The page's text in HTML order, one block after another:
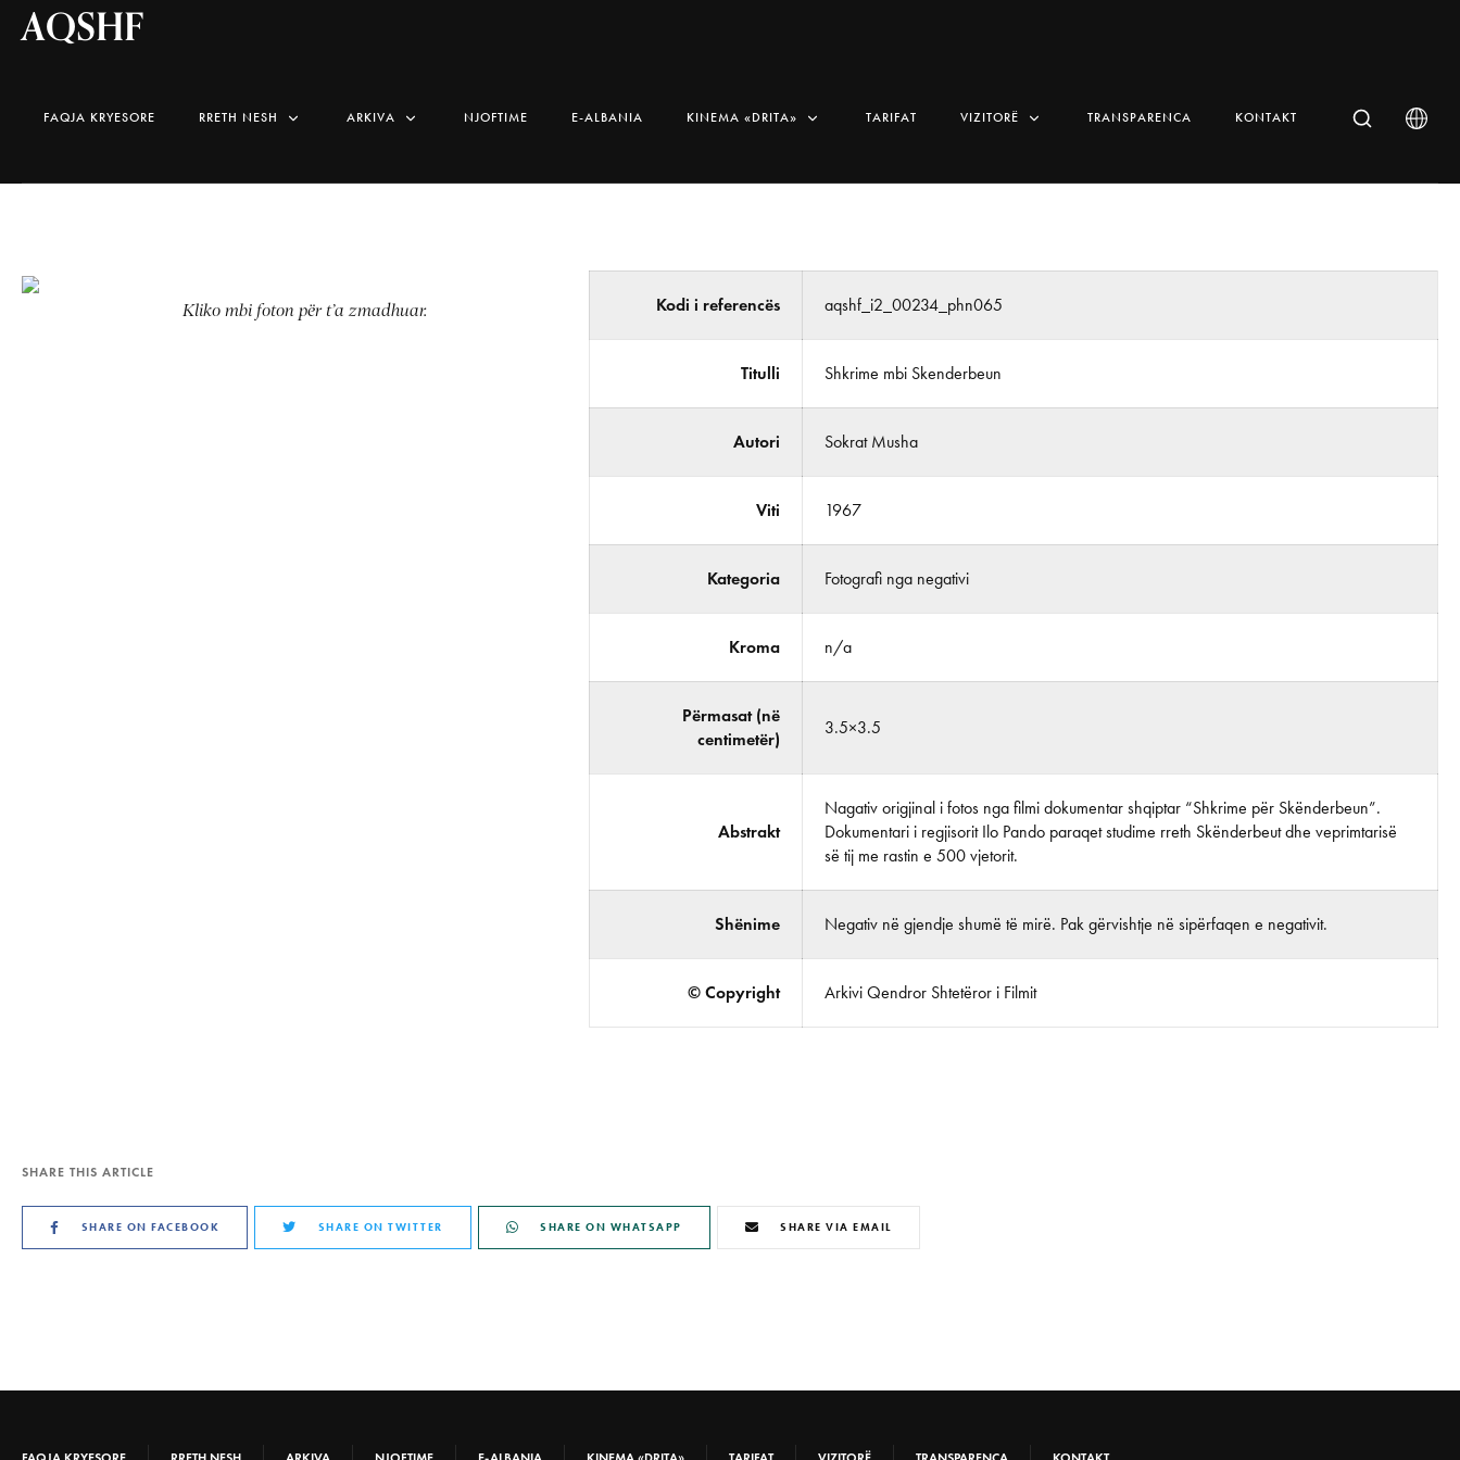
AQSHF
FAQJA KRYESORE RRETH NESH ARKIVA NJOFTIME E-ALBANIA KINEMA «DRITA» TARIFAT VIZITORË TRANSPARENCA KONTAKT
Kliko mbi foton për t’a zmadhuar. Kodi i referencës aqshf_i2_00234_phn065
Titulli Shkrime mbi Skenderbeun
Autori Sokrat Musha
Viti 1967
Kategoria Fotografi nga negativi
Kroma n/a
Përmasat (në
centimetër)
3.5×3.5
Abstrakt
Nagativ origjinal i fotos nga filmi dokumentar shqiptar “Shkrime për Skënderbeun”.
Dokumentari i regjisorit Ilo Pando paraqet studime rreth Skënderbeut dhe veprimtarisë
së tij me rastin e 500 vjetorit.
Shënime Negativ në gjendje shumë të mirë. Pak gërvishtje në sipërfaqen e negativit.
© Copyright Arkivi Qendror Shtetëror i Filmit
SHARE THIS ARTICLE
SHARE ON FACEBOOK SHARE ON TWITTER SHARE ON WHATSAPP SHARE VIA EMAIL
FAQJA KRYESORE RRETH NESH ARKIVA NJOFTIME E-ALBANIA KINEMA «DRITA» TARIFAT VIZITORË TRANSPARENCA KONTAKT